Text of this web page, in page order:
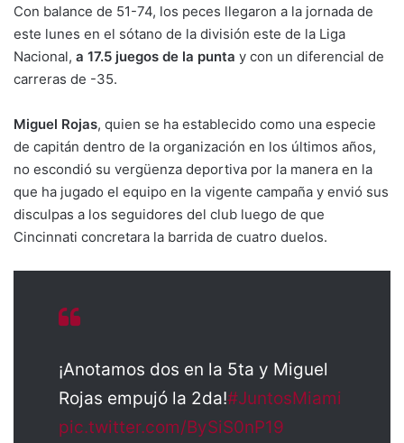
Con balance de 51-74, los peces llegaron a la jornada de
este lunes en el sótano de la división este de la Liga
Nacional, a 17.5 juegos de la punta y con un diferencial de
carreras de -35.
Miguel Rojas, quien se ha establecido como una especie
de capitán dentro de la organización en los últimos años,
no escondió su vergüenza deportiva por la manera en la
que ha jugado el equipo en la vigente campaña y envió sus
disculpas a los seguidores del club luego de que
Cincinnati concretara la barrida de cuatro duelos.
¡Anotamos dos en la 5ta y Miguel
Rojas empujó la 2da!#JuntosMiami
pic.twitter.com/BySiS0nP19